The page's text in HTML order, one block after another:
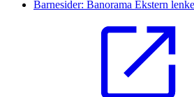
Barnesider: Banorama Ekstern lenke